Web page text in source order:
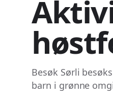
Besøk Sørli
barn i grønne